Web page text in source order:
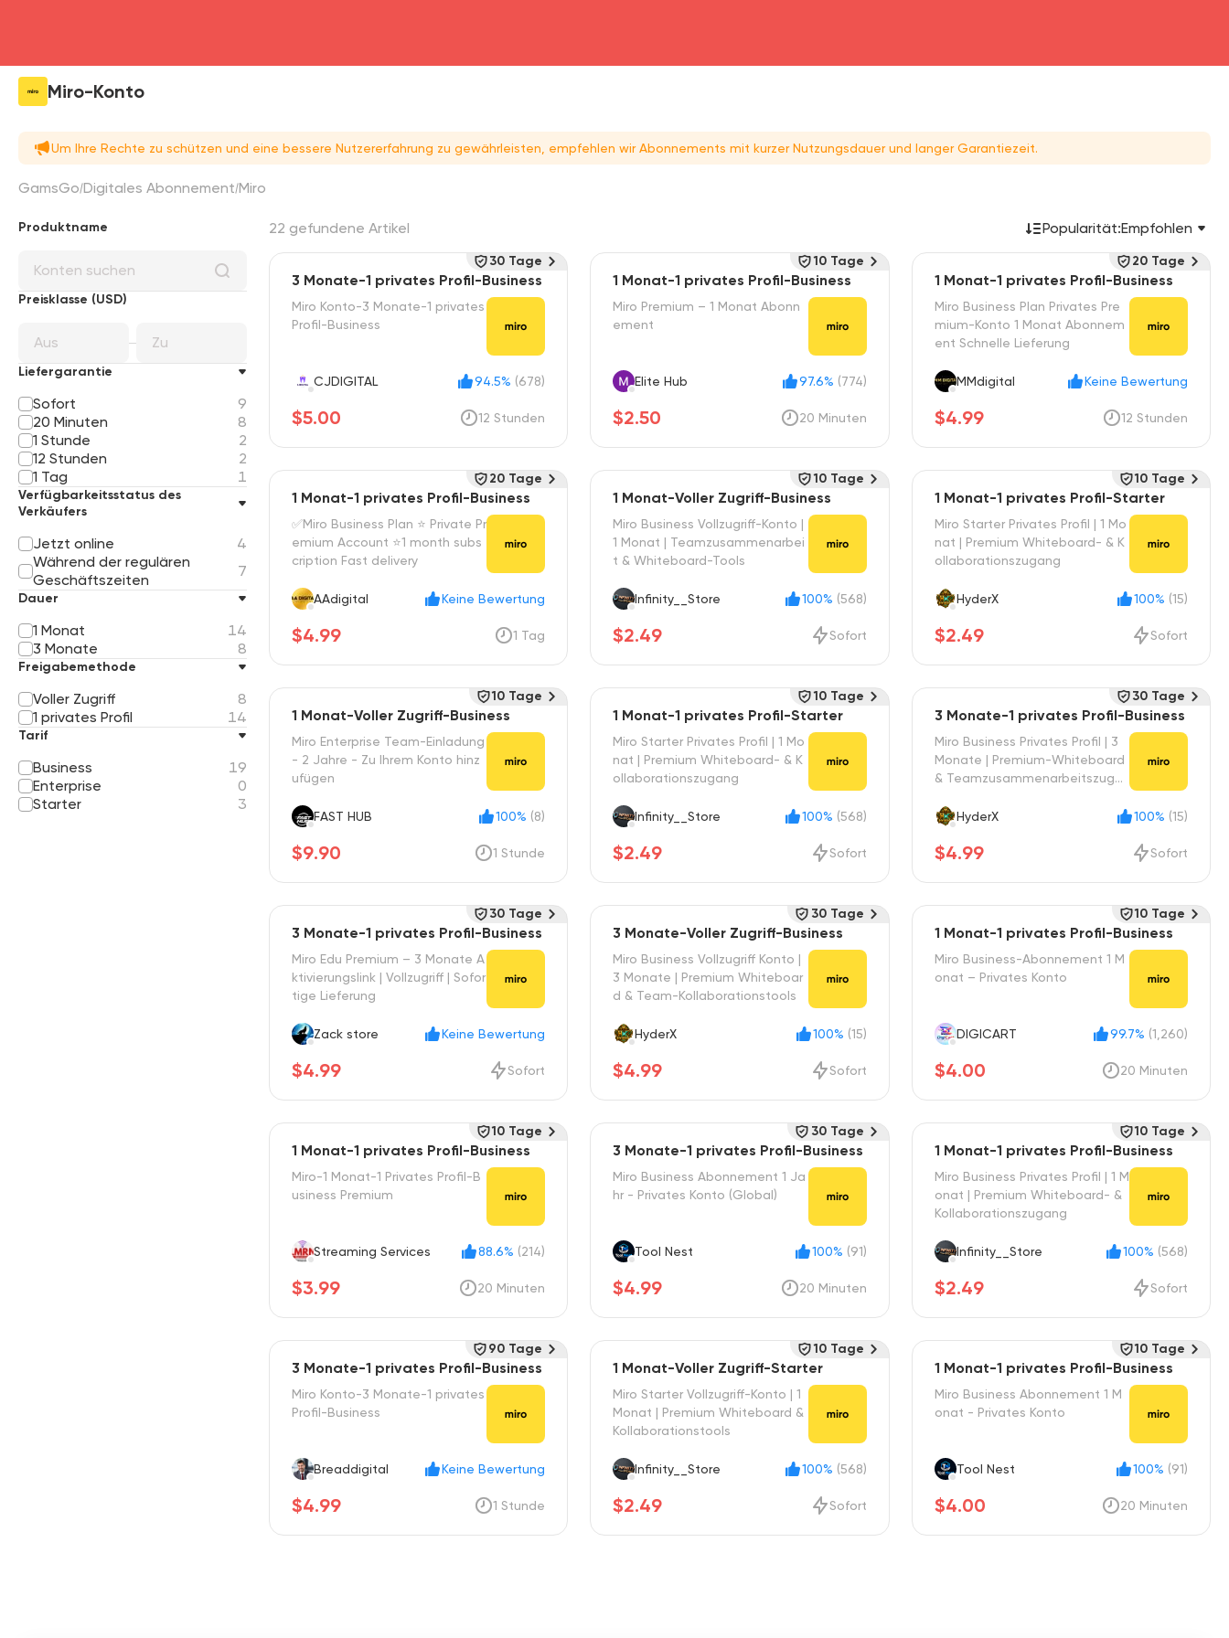
Miro-Konto
Um Ihre Rechte zu schützen und eine bessere Nutzererfahrung zu gewährleisten, empfehlen wir Abonnements mit kurzer Nutzungsdauer und langer Garantiezeit.
GamsGo Digitales Abonnement Miro
Produktname
Preisklasse (USD)
Liefergarantie
Sofort
9
20 Minuten
8
1 Stunde
2
12 Stunden
2
1 Tag
1
Verfügbarkeitsstatus des
Verkäufers
Jetzt online
4
Während der regulären
Geschäftszeiten
7
Dauer
1 Monat
14
3 Monate
8
Freigabemethode
Voller Zugriff
8
1 privates Profil
14
Tarif
Business
19
Enterprise
0
Starter
3
22 gefundene Artikel Popularität:Empfohlen
3 Monate-1 privates Profil-Business
Miro Konto-3 Monate-1 privates
Profil-Business
CJDIGITAL 94.5% (678)
$5.00 12 Stunden
30 Tage
1 Monat-1 privates Profil-Business
Miro Premium – 1 Monat Abonn
ement
Elite Hub 97.6% (774)
$2.50 20 Minuten
10 Tage
1 Monat-1 privates Profil-Business
Miro Business Plan Privates Pre
mium-Konto 1 Monat Abonnem
ent Schnelle Lieferung
MMdigital Keine Bewertung
$4.99 12 Stunden
20 Tage
1 Monat-1 privates Profil-Business
✅Miro Business Plan ⭐ Private Pr
emium Account ⭐1 month subs
cription Fast delivery
AAdigital Keine Bewertung
$4.99 1 Tag
20 Tage
1 Monat-Voller Zugriff-Business
Miro Business Vollzugriff-Konto |
1 Monat | Teamzusammenarbei
t & Whiteboard-Tools
Infinity__Store 100% (568)
$2.49 Sofort
10 Tage
1 Monat-1 privates Profil-Starter
Miro Starter Privates Profil | 1 Mo
nat | Premium Whiteboard- & K
ollaborationszugang
HyderX 100% (15)
$2.49 Sofort
10 Tage
1 Monat-Voller Zugriff-Business
Miro Enterprise Team-Einladung
- 2 Jahre - Zu Ihrem Konto hinz
ufügen
FAST HUB 100% (8)
$9.90 1 Stunde
10 Tage
1 Monat-1 privates Profil-Starter
Miro Starter Privates Profil | 1 Mo
nat | Premium Whiteboard- & K
ollaborationszugang
Infinity__Store 100% (568)
$2.49 Sofort
10 Tage
3 Monate-1 privates Profil-Business
Miro Business Privates Profil | 3
Monate | Premium-Whiteboard
& Teamzusammenarbeitszuga
HyderX
100% (15)
$4.99 Sofort
30 Tage
3 Monate-1 privates Profil-Business
Miro Edu Premium – 3 Monate A
ktivierungslink | Vollzugriff | Sofor
tige Lieferung
Zack store Keine Bewertung
$4.99 Sofort
30 Tage
3 Monate-Voller Zugriff-Business
Miro Business Vollzugriff Konto |
3 Monate | Premium Whiteboar
d & Team-Kollaborationstools
HyderX 100% (15)
$4.99 Sofort
30 Tage
1 Monat-1 privates Profil-Business
Miro Business-Abonnement 1 M
onat – Privates Konto
DIGICART 99.7% (1,260)
$4.00 20 Minuten
10 Tage
1 Monat-1 privates Profil-Business
Miro-1 Monat-1 Privates Profil-B
usiness Premium
Streaming Services 88.6% (214)
$3.99 20 Minuten
10 Tage
3 Monate-1 privates Profil-Business
Miro Business Abonnement 1 Ja
hr - Privates Konto (Global)
Tool Nest 100% (91)
$4.99 20 Minuten
30 Tage
1 Monat-1 privates Profil-Business
Miro Business Privates Profil | 1 M
onat | Premium Whiteboard- &
Kollaborationszugang
Infinity__Store 100% (568)
$2.49 Sofort
10 Tage
3 Monate-1 privates Profil-Business
Miro Konto-3 Monate-1 privates
Profil-Business
Breaddigital Keine Bewertung
$4.99 1 Stunde
90 Tage
1 Monat-Voller Zugriff-Starter
Miro Starter Vollzugriff-Konto | 1
Monat | Premium Whiteboard &
Kollaborationstools
Infinity__Store 100% (568)
$2.49 Sofort
10 Tage
1 Monat-1 privates Profil-Business
Miro Business Abonnement 1 M
onat - Privates Konto
Tool Nest 100% (91)
$4.00 20 Minuten
10 Tage